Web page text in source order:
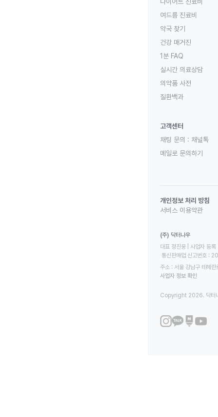
여드름 진료비
약국 찾기
건강 매거진
1분 FAQ
실시간 의료상담
의약품 사전
질환백과
고객센터
채팅 문의 : 채널톡
메일로 문의하기
개인정보 처리 방침
서비스 이용약관
(주) 닥터나우
대표 정진웅 | 사업자
통신판매업 신고번호
주소 : 서울 강남구 테헤
사업자 정보 확인
Copyright 2026. 닥터